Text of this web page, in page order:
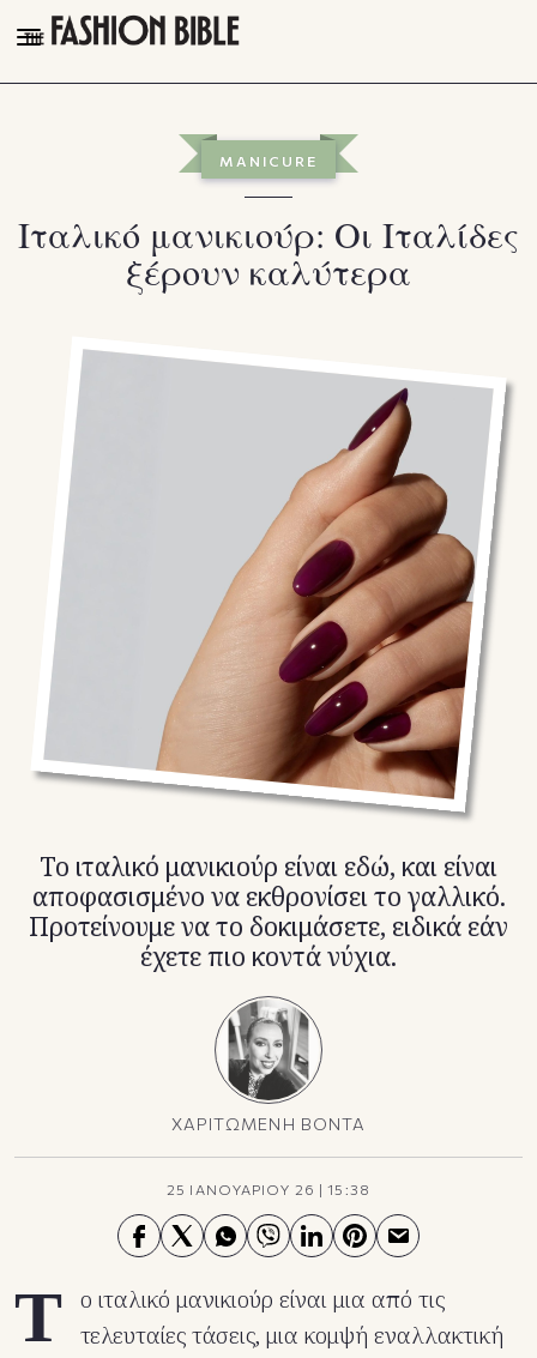
THE FASHION BIBLE
TALK OF THE TOWN
PLEASURES
FOLLOW
Facebook
Instagram
Youtube
TikTok
X(Twitter)
MANICURE
Ιταλικό μανικιούρ: Οι Ιταλίδες
ξέρουν καλύτερα
Το ιταλικό μανικιούρ είναι εδώ, και είναι
αποφασισμένο να εκθρονίσει το γαλλικό.
Προτείνουμε να το δοκιμάσετε, ειδικά εάν
έχετε πιο κοντά νύχια.
ΧΑΡΙΤΩΜΕΝΗ ΒΟΝΤΑ
25 ΙΑΝΟΥΑΡΙΟΥ 26 |15:38
Τ ο ιταλικό μανικιούρ είναι μια από τις
τελευταίες τάσεις, μια κομψή εναλλακτική